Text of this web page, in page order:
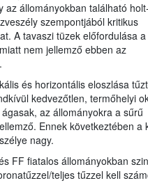
az állományokban található
szempontjából kritikus
A tavaszi tüzek előfordulása
nem jellemző ebben az
és horizontális eloszlása
kedvezőtlen, termőhelyi
az állományokra a sűrű
Ennek következtében a
nagy.
FF fiatalos állományokban
teljes tűzzel kell